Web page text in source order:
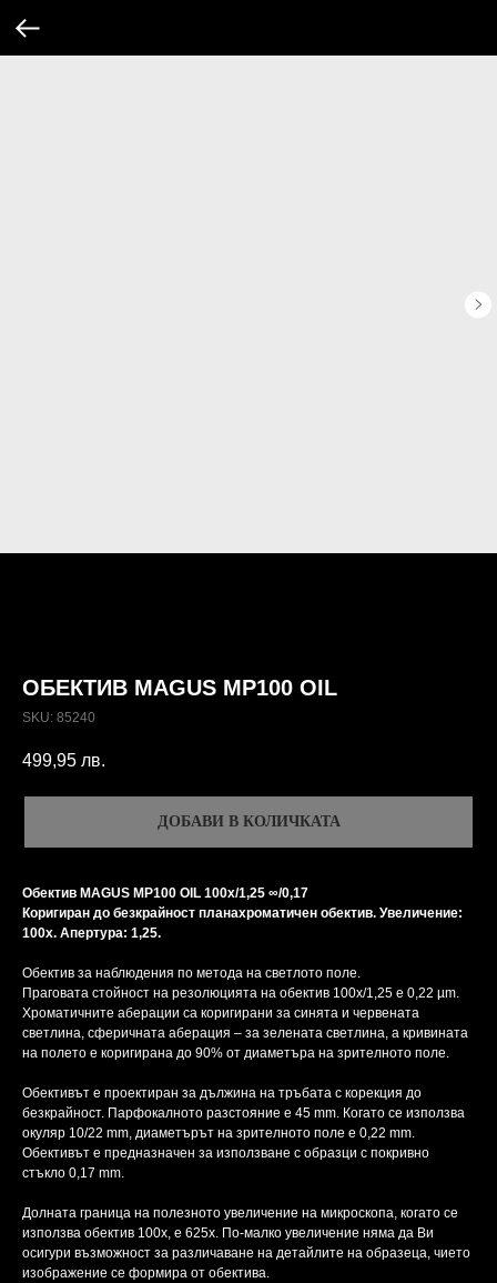
ОБЕКТИВ MAGUS MP100 OIL
SKU: 85240
499,95 лв.
ДОБАВИ В КОЛИЧКАТА
Обектив MAGUS MP100 OIL 100х/1,25 ∞/0,17
Коригиран до безкрайност планахроматичен обектив. Увеличение:
100x. Апертура: 1,25.
Обектив за наблюдения по метода на светлото поле.
Праговата стойност на резолюцията на обектив 100х/1,25 е 0,22 µm.
Хроматичните аберации са коригирани за синята и червената
светлина, сферичната аберация – за зелената светлина, а кривината
на полето е коригирана до 90% от диаметъра на зрителното поле.
Обективът е проектиран за дължина на тръбата с корекция до
безкрайност. Парфокалното разстояние е 45 mm. Когато се използва
окуляр 10/22 mm, диаметърът на зрителното поле е 0,22 mm.
Обективът е предназначен за използване с образци с покривно
стъкло 0,17 mm.
Долната граница на полезното увеличение на микроскопа, когато се
използва обектив 100x, е 625x. По-малко увеличение няма да Ви
осигури възможност за различаване на детайлите на образеца, чието
изображение се формира от обектива.